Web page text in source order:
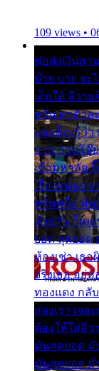
109 views •
พ่อส่งเงินส
บ๊าย บาย จะ
เด็กใต้ ลีวา
หวั่น ตกตัวล
และต้องรู้ว่า
ยวน กวนโอ๊
เข้ามหาลัย
เรื่องแน่นอ
พรั่นพรือ มัน
ด้วยกัน ก็เล
ยอด สุดยอด
ห้องเช่า เธ
จริงเธอ อยู่
ทองแดง กลั
สองเรา เจอ
ต้องให้ใส่ลี
มันสุดยอด มั
มันสุดยอด มั